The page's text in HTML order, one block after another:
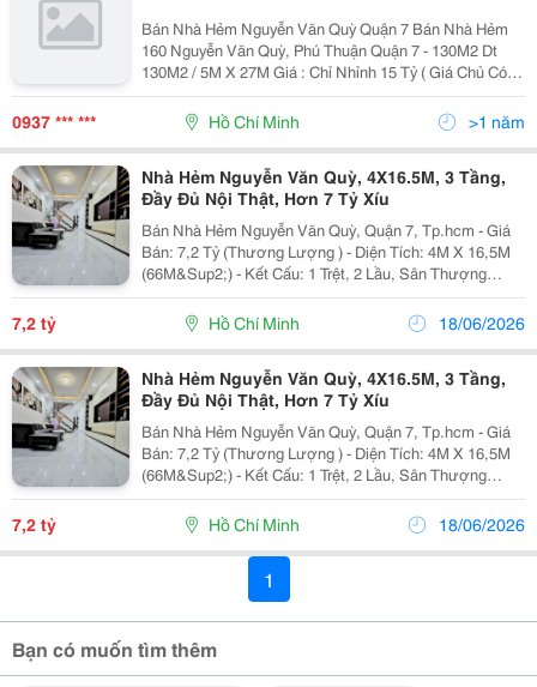
Bán Nhà Hẻm Nguyễn Văn Quỳ Quận 7 Bán Nhà Hẻm
160 Nguyễn Văn Quỳ, Phú Thuận Quận 7 - 130M2 Dt
130M2 / 5M X 27M Giá : Chỉ Nhỉnh 15 Tỷ ( Giá Chủ Có
Thể Thay Đổi Theo Thời Gian Chào Bán ) - Diện Tích :
Ngang 5M Dài 27M, Cn 130M2 - Hiện...
0937 *** *** Hồ Chí Minh >1 năm
Nhà Hẻm Nguyễn Văn Quỳ, 4X16.5M, 3 Tầng,
Đầy Đủ Nội Thật, Hơn 7 Tỷ Xíu
Bán Nhà Hẻm Nguyễn Văn Quỳ, Quận 7, Tp.hcm - Giá
Bán: 7,2 Tỷ (Thương Lượng ) - Diện Tích: 4M X 16,5M
(66M&Sup2;) - Kết Cấu: 1 Trệt, 2 Lầu, Sân Thượng
Trước Sau, Bố Trí Hợp Lý Gồm: 4 Phòng Ngủ Rộng Rãi,
5 Nhà Vệ Sinh - Nội Thất Đầy Đủ, Dọn Vào Ở...
7,2 tỷ Hồ Chí Minh 18/06/2026
Nhà Hẻm Nguyễn Văn Quỳ, 4X16.5M, 3 Tầng,
Đầy Đủ Nội Thật, Hơn 7 Tỷ Xíu
Bán Nhà Hẻm Nguyễn Văn Quỳ, Quận 7, Tp.hcm - Giá
Bán: 7,2 Tỷ (Thương Lượng ) - Diện Tích: 4M X 16,5M
(66M&Sup2;) - Kết Cấu: 1 Trệt, 2 Lầu, Sân Thượng
Trước Sau, Bố Trí Hợp Lý Gồm: 4 Phòng Ngủ Rộng Rãi,
5 Nhà Vệ Sinh - Nội Thất Đầy Đủ, Dọn Vào Ở...
7,2 tỷ Hồ Chí Minh 18/06/2026
1
Bạn có muốn tìm thêm